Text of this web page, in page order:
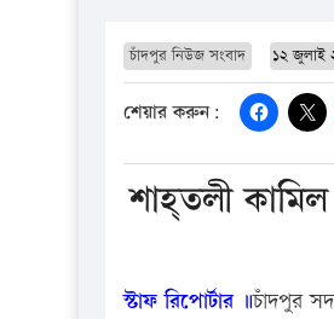
চাঁদপুর নিউজ সংবাদ ১২
শেয়ার করুন:
শাহ্তলী কামিল
স্টাফ রিপোর্টার ॥চাঁদপুর